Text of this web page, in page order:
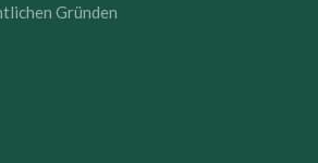
Gründen